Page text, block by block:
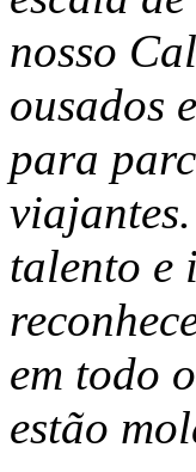
nosso
ousados
para
talento e
em todo
estão